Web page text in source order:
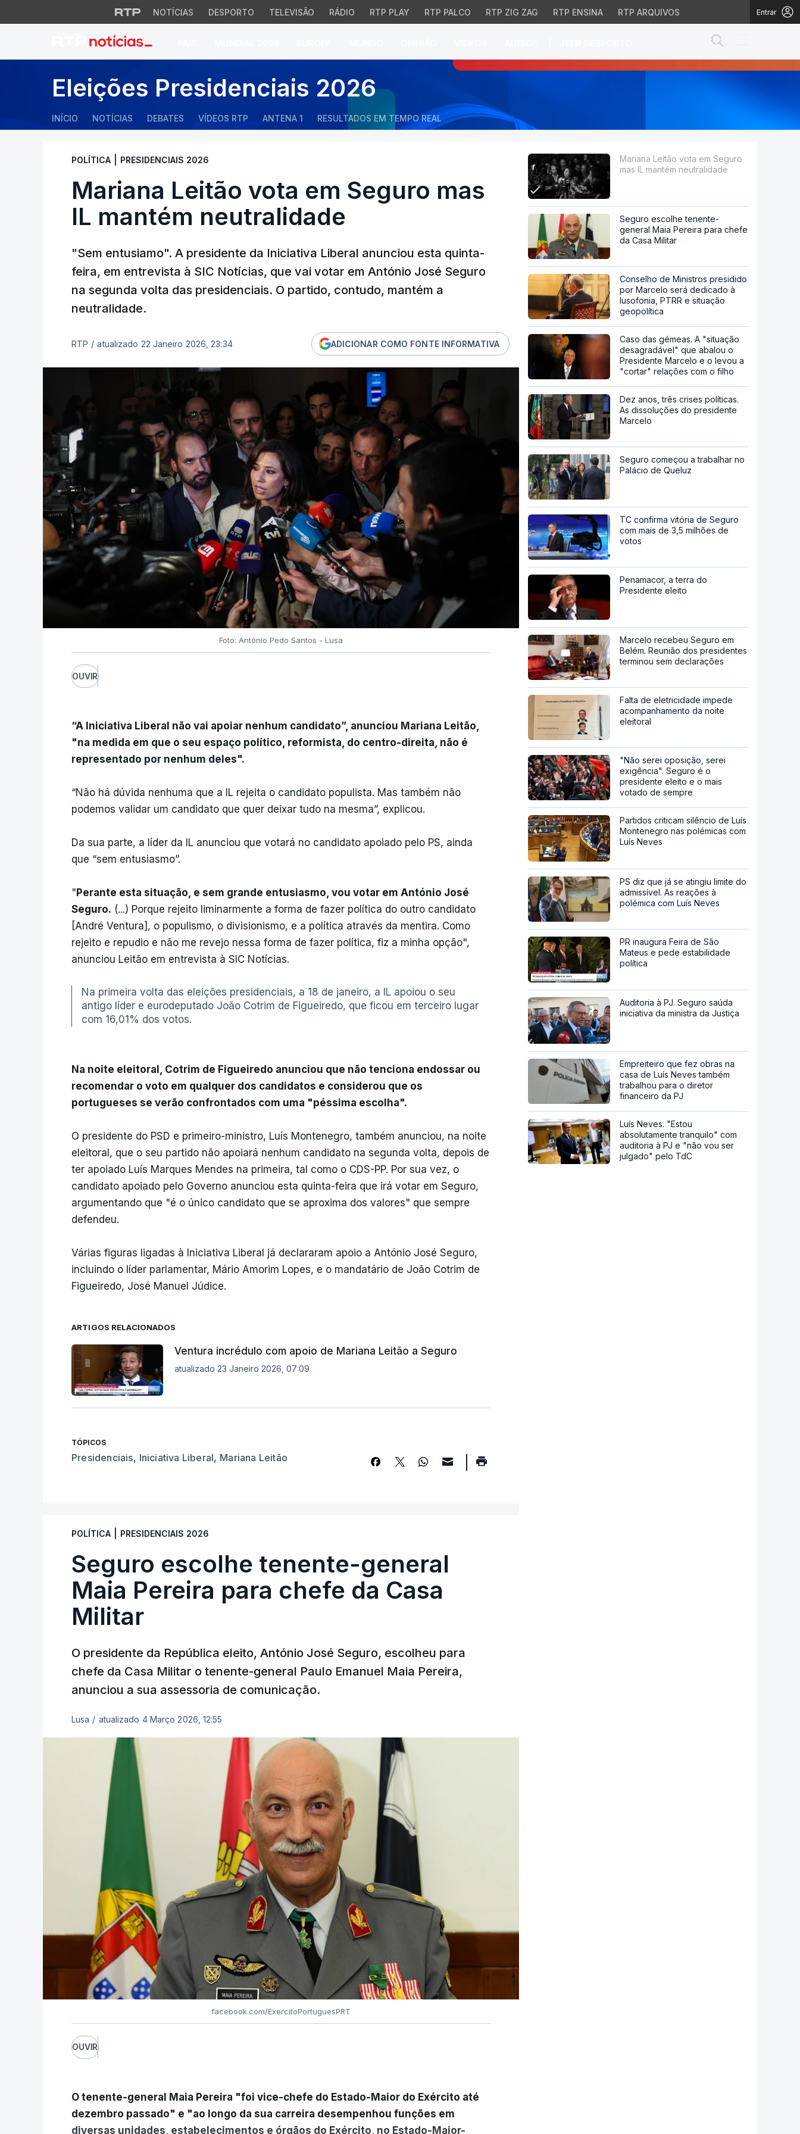
NOTÍCIAS DESPORTO TELEVISÃO RÁDIO RTP PLAY RTP PALCO RTP ZIG ZAG RTP ENSINA RTP ARQUIVOS Entrar
Mariana Leitão vota em Seguro mas IL mantém neutralidade
Eleições Presidenciais 2026
INÍCIO NOTÍCIAS DEBATES VÍDEOS RTP ANTENA 1 RESULTADOS EM TEMPO REAL
POLÍTICA PRESIDENCIAIS 2026
Mariana Leitão vota em Seguro mas
IL mantém neutralidade
"Sem entusiamo". A presidente da Iniciativa Liberal anunciou esta quinta-
feira, em entrevista à SIC Notícias, que vai votar em António José Seguro
na segunda volta das presidenciais. O partido, contudo, mantém a
neutralidade.
RTP / atualizado 22 Janeiro 2026, 23:34 ADICIONAR COMO FONTE INFORMATIVA
Foto: António Pedo Santos - Lusa
OUVIR
“A Iniciativa Liberal não vai apoiar nenhum candidato”, anunciou Mariana Leitão,
"na medida em que o seu espaço político, reformista, do centro-direita, não é
representado por nenhum deles".
“Não há dúvida nenhuma que a IL rejeita o candidato populista. Mas também não
podemos validar um candidato que quer deixar tudo na mesma”, explicou.
Da sua parte, a líder da IL anunciou que votará no candidato apoiado pelo PS, ainda
que “sem entusiasmo”.
" Perante esta situação, e sem grande entusiasmo, vou votar em António José
Seguro. (...) Porque rejeito liminarmente a forma de fazer política do outro candidato
[André Ventura], o populismo, o divisionismo, e a política através da mentira. Como
rejeito e repudio e não me revejo nessa forma de fazer política, fiz a minha opção",
anunciou Leitão em entrevista à SIC Notícias.
Na primeira volta das eleições presidenciais, a 18 de janeiro, a IL apoiou o seu
antigo líder e eurodeputado João Cotrim de Figueiredo, que ficou em terceiro lugar
com 16,01% dos votos.
Na noite eleitoral, Cotrim de Figueiredo anunciou que não tenciona endossar ou
recomendar o voto em qualquer dos candidatos e considerou que os
portugueses se verão confrontados com uma "péssima escolha".
O presidente do PSD e primeiro-ministro, Luís Montenegro, também anunciou, na noite
eleitoral, que o seu partido não apoiará nenhum candidato na segunda volta, depois de
ter apoiado Luís Marques Mendes na primeira, tal como o CDS-PP. Por sua vez, o
candidato apoiado pelo Governo anunciou esta quinta-feira que irá votar em Seguro,
argumentando que "é o único candidato que se aproxima dos valores" que sempre
defendeu.
Várias figuras ligadas à Iniciativa Liberal já declararam apoio a António José Seguro,
incluindo o líder parlamentar, Mário Amorim Lopes, e o mandatário de João Cotrim de
Figueiredo, José Manuel Júdice.
ARTIGOS RELACIONADOS
Ventura incrédulo com apoio de Mariana Leitão a Seguro
atualizado 23 Janeiro 2026, 07:09
TÓPICOS
Presidenciais, Iniciativa Liberal, Mariana Leitão
POLÍTICA PRESIDENCIAIS 2026
Seguro escolhe tenente-general
Maia Pereira para chefe da Casa
Militar
O presidente da República eleito, António José Seguro, escolheu para
chefe da Casa Militar o tenente-general Paulo Emanuel Maia Pereira,
anunciou a sua assessoria de comunicação.
Lusa / atualizado 4 Março 2026, 12:55
facebook.com/ExercitoPortuguesPRT
OUVIR
O tenente-general Maia Pereira "foi vice-chefe do Estado-Maior do Exército até
dezembro passado" e "ao longo da sua carreira desempenhou funções em
diversas unidades, estabelecimentos e órgãos do Exército, no Estado-Maior-
Mariana Leitão vota em Seguro
mas IL mantém neutralidade
Seguro escolhe tenente-
general Maia Pereira para chefe
da Casa Militar
Conselho de Ministros presidido
por Marcelo será dedicado à
lusofonia, PTRR e situação
geopolítica
Caso das gémeas. A "situação
desagradável" que abalou o
Presidente Marcelo e o levou a
"cortar" relações com o filho
Dez anos, três crises políticas.
As dissoluções do presidente
Marcelo
Seguro começou a trabalhar no
Palácio de Queluz
TC confirma vitória de Seguro
com mais de 3,5 milhões de
votos
Penamacor, a terra do
Presidente eleito
Marcelo recebeu Seguro em
Belém. Reunião dos presidentes
terminou sem declarações
Falta de eletricidade impede
acompanhamento da noite
eleitoral
"Não serei oposição, serei
exigência". Seguro é o
presidente eleito e o mais
votado de sempre
Partidos criticam silêncio de Luís
Montenegro nas polémicas com
Luís Neves
PS diz que já se atingiu limite do
admissível. As reações à
polémica com Luís Neves
PR inaugura Feira de São
Mateus e pede estabilidade
política
Auditoria à PJ. Seguro saúda
iniciativa da ministra da Justiça
Empreiteiro que fez obras na
casa de Luís Neves também
trabalhou para o diretor
financeiro da PJ
Luís Neves. "Estou
absolutamente tranquilo" com
auditoria à PJ e "não vou ser
julgado" pelo TdC